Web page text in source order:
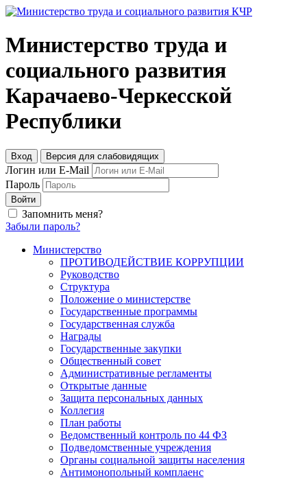
Министерство труда и
социального развития
Карачаево-Черкесской
Республики
Вход Версия для слабовидящих
Логин или E-Mail
Пароль
Войти
Запомнить меня?
Забыли пароль?
Министерство
ПРОТИВОДЕЙСТВИЕ КОРРУПЦИИ
Руководство
Структура
Положение о министерстве
Государственные программы
Государственная служба
Награды
Государственные закупки
Общественный совет
Административные регламенты
Открытые данные
Защита персональных данных
Коллегия
План работы
Ведомственный контроль по 44 ФЗ
Подведомственные учреждения
Органы социальной защиты населения
Антимонопольный комплаенс